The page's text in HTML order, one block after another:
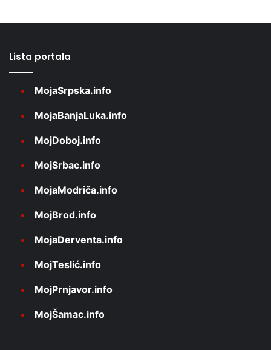
Lista portala
MojaSrpska.info
MojaBanjaLuka.info
MojDoboj.info
MojSrbac.info
MojaModriča.info
MojBrod.info
MojaDerventa.info
MojTeslić.info
MojPrnjavor.info
MojŠamac.info